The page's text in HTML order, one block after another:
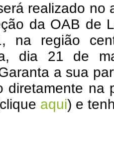
realizado no
da OAB de
na região
dia 21 de
a sua
diretamente na
aqui) e